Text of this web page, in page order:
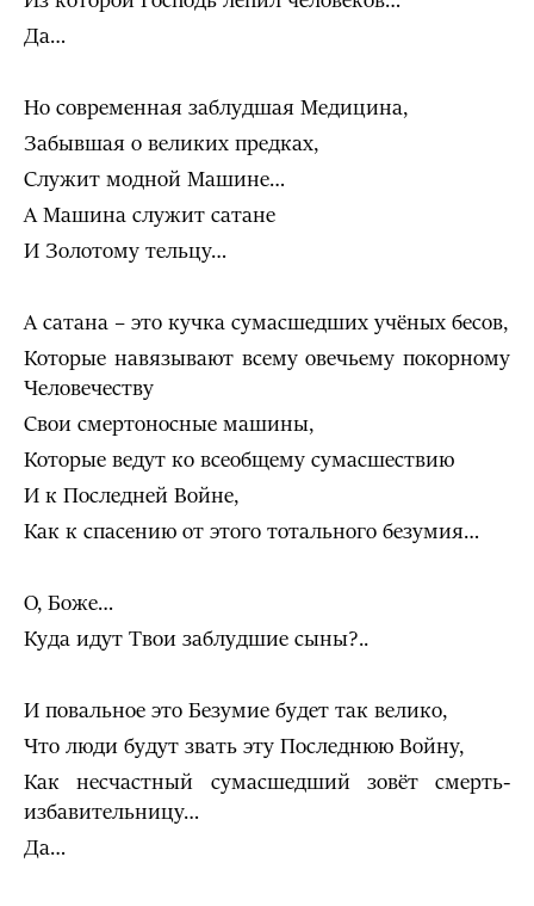
Да…
Но современная заблудшая Медицина,
Забывшая о великих предках,
Служит модной Машине…
А Машина служит сатане
И Золотому тельцу…
А сатана – это кучка сумасшедших учёных бесов,
Которые навязывают всему овечьему покорному
Человечеству
Свои смертоносные машины,
Которые ведут ко всеобщему сумасшествию
И к Последней Войне,
Как к спасению от этого тотального безумия…
О, Боже…
Куда идут Твои заблудшие сыны?..
И повальное это Безумие будет так велико,
Что люди будут звать эту Последнюю Войну,
Как несчастный сумасшедший зовёт смерть-
избавительницу…
Да…